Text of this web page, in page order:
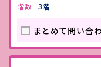
階数
3階
まとめて問い合